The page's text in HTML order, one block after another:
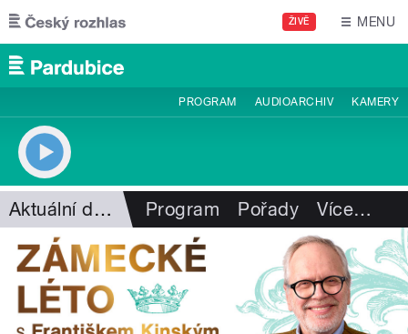
Přejít k hlavnímu obsahu
ŽIVĚ MENU
PROGRAM AUDIOARCHIV KAMERY
Aktuální dění Program Pořady Více…